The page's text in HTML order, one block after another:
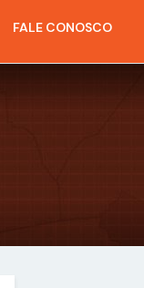
FALE CONOSCO